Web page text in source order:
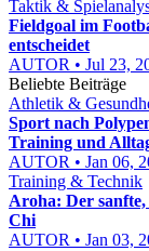
Taktik &
Fieldgoal im
entscheidet
AUTOR • Jul 23,
Beliebte Beiträge
Athletik &
Sport nach
Training und
AUTOR • Jan 06,
Training & Technik
Aroha: Der
Chi
AUTOR • Jan 03,